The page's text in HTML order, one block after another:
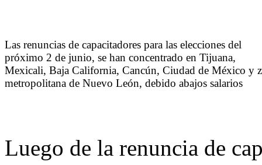
Las renuncias de capacitadores para las elecciones del
próximo 2 de junio, se han concentrado en Tijuana,
Mexicali, Baja California, Cancún, Ciudad de México y
metropolitana de Nuevo León, debido abajos salarios
Luego de la renuncia de